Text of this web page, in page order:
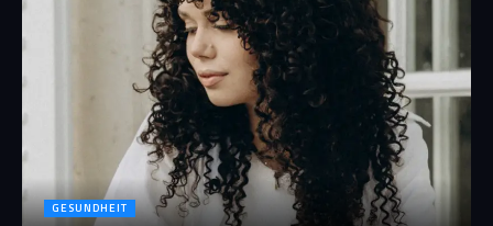
GESUNDHEIT